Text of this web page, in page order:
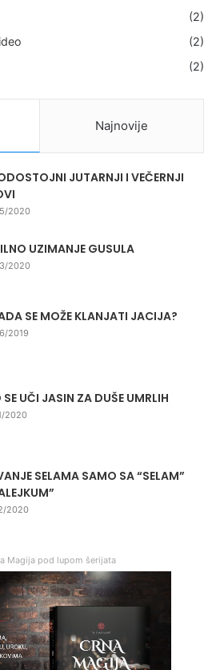
(2)
(2)
(2)
Najnovije
JUTARNJI I VEČERNJI
2020
UZIMANJE GUSULA
2020
SE MOŽE KLANJATI JACIJA?
2019
SE UČI JASIN ZA DUŠE UMRLIH
2020
SELAMA SAMO SA “SELAM”
2020
Magija pod lupom šerijata